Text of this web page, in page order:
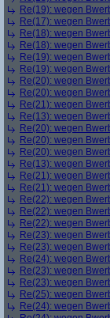
Re(19): wegen
Re(17): wegen
Re(18): wegen
Re(18): wegen
Re(19): wegen
Re(19): wegen
Re(20): wegen
Re(20): wegen
Re(21): wegen
Re(13): wegen
Re(20): wegen
Re(20): wegen
Re(20): wegen
Re(13): wegen
Re(21): wegen
Re(21): wegen
Re(22): wegen
Re(22): wegen
Re(22): wegen
Re(23): wegen
Re(23): wegen
Re(24): wegen
Re(23): wegen
Re(23): wegen
Re(25): wegen
Re(24): wegen